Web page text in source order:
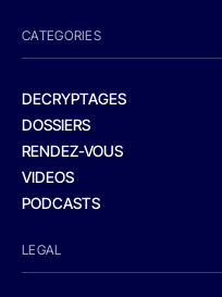
CATEGORIES
DECRYPTAGES
DOSSIERS
RENDEZ-VOUS
VIDEOS
PODCASTS
LEGAL